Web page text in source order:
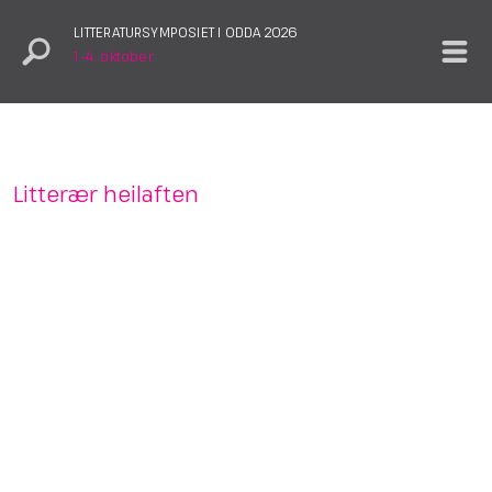
LITTERATURSYMPOSIET I ODDA 2026
1.–4. oktober
Litterær heilaften